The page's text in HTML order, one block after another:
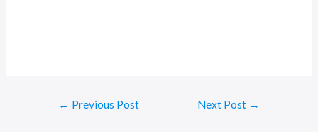
← Previous Post Next Post →